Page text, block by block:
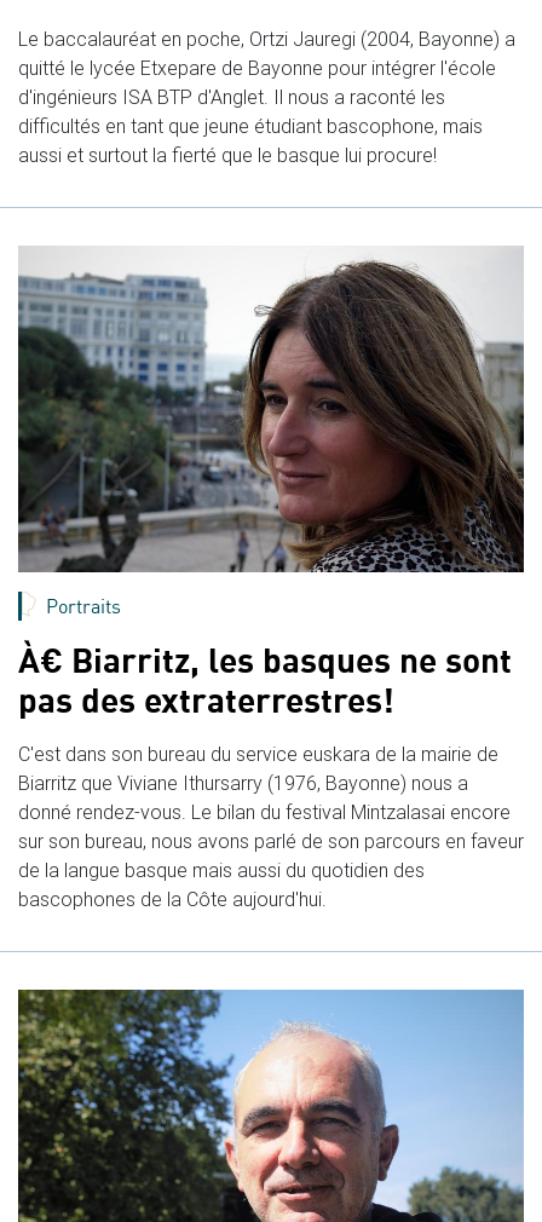
Le baccalauréat en poche, Ortzi Jauregi (2004, Bayonne) a
quitté le lycée Etxepare de Bayonne pour intégrer l'école
d'ingénieurs ISA BTP d'Anglet. Il nous a raconté les
difficultés en tant que jeune étudiant bascophone, mais
aussi et surtout la fierté que le basque lui procure!
Portraits
À€ Biarritz, les basques ne sont
pas des extraterrestres!
C'est dans son bureau du service euskara de la mairie de
Biarritz que Viviane Ithursarry (1976, Bayonne) nous a
donné rendez-vous. Le bilan du festival Mintzalasai encore
sur son bureau, nous avons parlé de son parcours en faveur
de la langue basque mais aussi du quotidien des
bascophones de la Côte aujourd'hui.